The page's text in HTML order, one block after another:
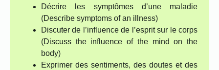
Décrire les symptômes d’une maladie
(Describe symptoms of an illness)
Discuter de l’influence de l’esprit sur le corps
(Discuss the influence of the mind on the
body)
Exprimer des sentiments, des doutes et des